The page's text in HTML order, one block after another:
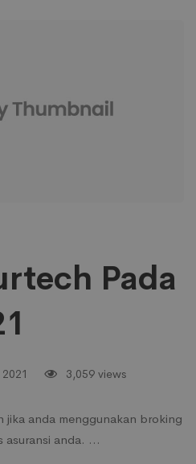
Pada
3,059 views
jika anda menggunakan broking
asuransi anda. …